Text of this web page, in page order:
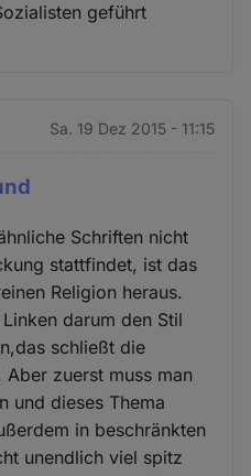
geführt
Sa. 19 Dez 2015 - 11:15
Schriften nicht
stattfindet, ist das
Religion heraus.
darum den Stil
schließt die
zuerst muss man
und dieses Thema
in beschränkten
unendlich viel spitz